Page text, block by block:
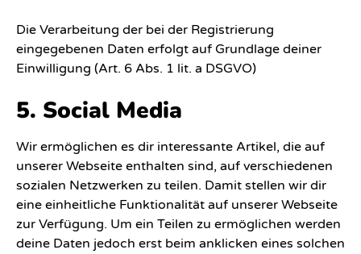
Die Verarbeitung der bei der Registrierung
eingegebenen Daten erfolgt auf Grundlage deiner
Einwilligung (Art. 6 Abs. 1 lit. a DSGVO)
5. Social Media
Wir ermöglichen es dir interessante Artikel, die auf
unserer Webseite enthalten sind, auf verschiedenen
sozialen Netzwerken zu teilen. Damit stellen wir dir
eine einheitliche Funktionalität auf unserer Webseite
zur Verfügung. Um ein Teilen zu ermöglichen werden
deine Daten jedoch erst beim anklicken eines solchen